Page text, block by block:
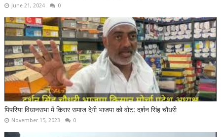
June 21, 2024 0
पिपरिया विधानसभा में किरार समाज देगी भाजपा को वोट: दर्शन सिंह चौधरी
November 15, 2023 0